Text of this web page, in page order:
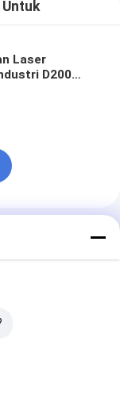
Laser
D200